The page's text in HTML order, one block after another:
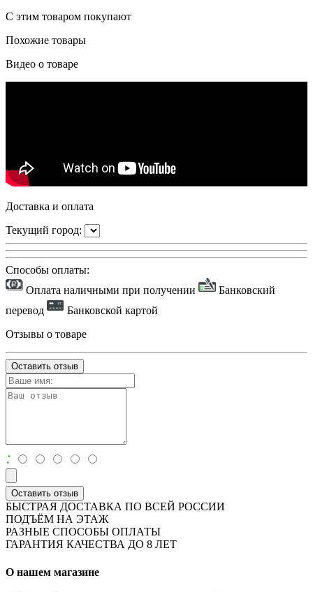
С этим товаром покупают
Похожие товары
Видео о товаре
Доставка и оплата
Текущий город:
Способы оплаты:
Оплата наличными при получении
Банковский
перевод
Банковской картой
Отзывы о товаре
Оставить отзыв
:
Оставить отзыв
БЫСТРАЯ ДОСТАВКА ПО ВСЕЙ РОССИИ
ПОДЪЁМ НА ЭТАЖ
РАЗНЫЕ СПОСОБЫ ОПЛАТЫ
ГАРАНТИЯ КАЧЕСТВА ДО 8 ЛЕТ
О нашем магазине